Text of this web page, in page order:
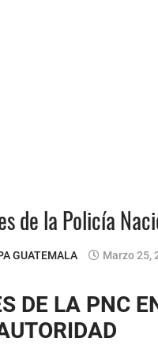
de la Policía
GUATEMALA Marzo 25,
DE LA PNC